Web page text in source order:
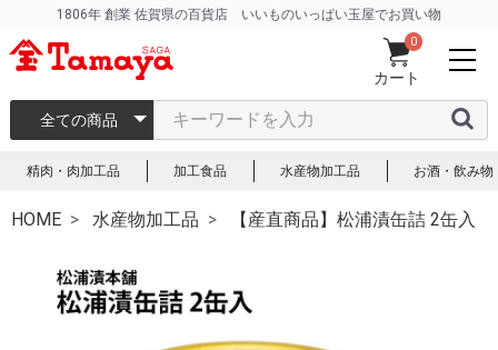
1806年 創業 佐賀県の百貨店 いいものいっぱい玉屋でお買い物
カート
0
全ての商品
精肉・肉加工品 加工食品 水産物加工品 お酒・飲み物
HOME 水産物加工品 【産直商品】松浦漬缶詰 2缶入